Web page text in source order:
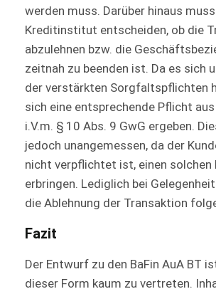
werden muss. Darüber hinaus
Kreditinstitut entscheiden, ob die
abzulehnen bzw. die
zeitnah zu beenden ist. Da es sich
der verstärkten Sorgfaltspflichten
sich eine entsprechende Pflicht
i.V.m. § 10 Abs. 9 GwG ergeben.
jedoch unangemessen, da der
nicht verpflichtet ist, einen solchen
erbringen. Lediglich bei
die Ablehnung der Transaktion
Fazit
Der Entwurf zu den BaFin AuA BT
dieser Form kaum zu vertreten.